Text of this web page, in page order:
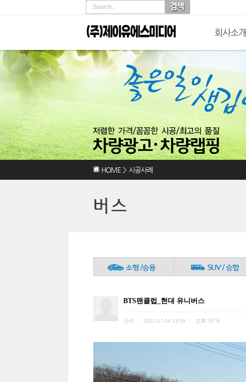
Search...
회사소개
HOME > 시공사례
BTS팬클럽_현대 유니버스
관리 2022.07.04 13:59 조회 3078